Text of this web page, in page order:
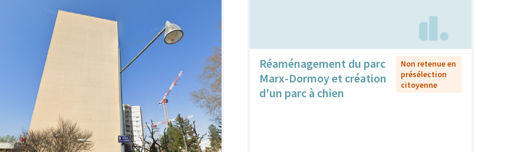
Réaménagement du parc
Marx-Dormoy et création
d'un parc à chien
Non retenue en
présélection
citoyenne